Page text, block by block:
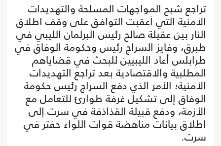
تراجع شبح المواجهات المسلحة والتهديدات
الأمنية التي أعقبت التوافق على وقف اطلاق
النار بين عقيلة صالح رئيس البرلمان الليبي في
طبرق، وفايز السراج رئيس وحكومة الوفاق في
طرابلس أعاد الليبيين للبحث في قضاياهم
المطلبية والاقتصادية بعد تراجع التهديدات
الأمنية؛ الأمر الذي دفع السراج رئيس حكومة
الوفاق إلى تشكيل غرفة طوارئ للتعامل مع
الأزمة، ودفع قبيلة القذاذفة في سرت إلى
اطلاق بيانات مناهضة قوات اللواء حفتر في
سرت.